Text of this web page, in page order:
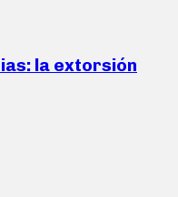
la extorsión